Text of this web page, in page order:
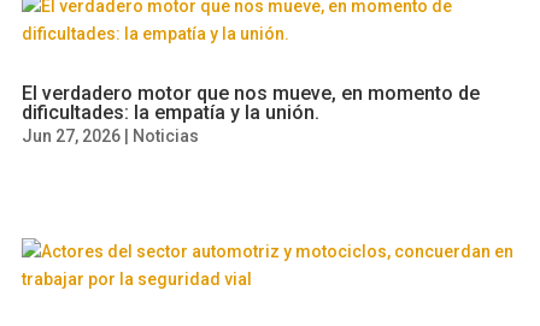
El verdadero motor que nos mueve, en momento de
dificultades: la empatía y la unión.
Jun 27, 2026 Noticias